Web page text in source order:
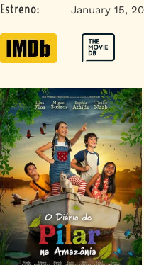
Estreno: January 15,